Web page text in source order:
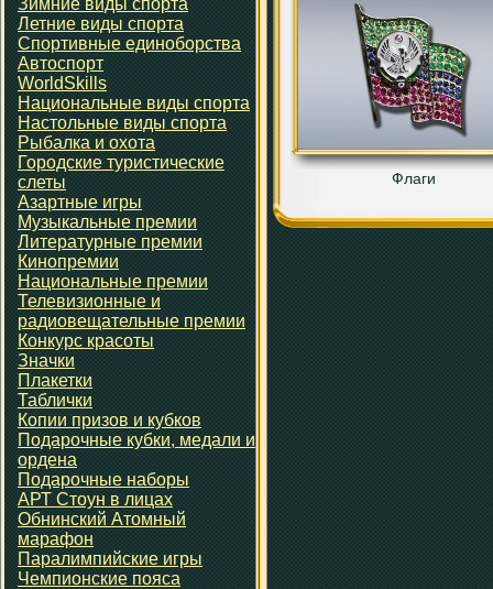
Зимние виды спорта
Летние виды спорта
Спортивные единоборства
Автоспорт
WorldSkills
Национальные виды спорта
Настольные виды спорта
Рыбалка и охота
Городские туристические
слеты
Азартные игры
Музыкальные премии
Литературные премии
Кинопремии
Национальные премии
Телевизионные и
радиовещательные премии
Конкурс красоты
Значки
Плакетки
Таблички
Копии призов и кубков
Подарочные кубки, медали и
ордена
Подарочные наборы
АРТ Стоун в лицах
Обнинский Атомный
марафон
Паралимпийские игры
Чемпионские пояса
Флаги